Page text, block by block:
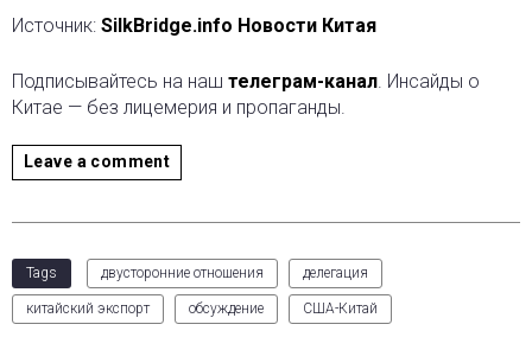
Источник: SilkBridge.info Новости Китая
Подписывайтесь на наш телеграм-канал . Инсайды о
Китае — без лицемерия и пропаганды.
Leave a comment
Tags двусторонние отношения делегация
китайский экспорт обсуждение США-Китай